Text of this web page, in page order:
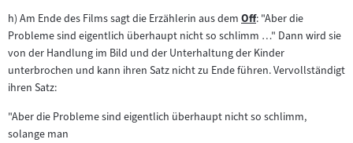
h) Am Ende des Films sagt die Erzählerin aus dem Zum
Inhalt:
Off: "Aber die
Probleme sind eigentlich überhaupt nicht so schlimm …" Dann wird sie
von der Handlung im Bild und der Unterhaltung der Kinder
unterbrochen und kann ihren Satz nicht zu Ende führen. Vervollständigt
ihren Satz:
"Aber die Probleme sind eigentlich überhaupt nicht so schlimm,
solange man